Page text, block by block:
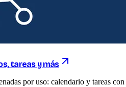
tareas y más
por uso: calendario y tareas